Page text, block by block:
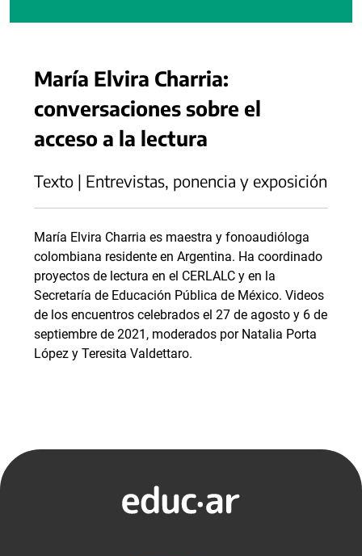
María Elvira Charria:
conversaciones sobre el
acceso a la lectura
Texto | Entrevistas, ponencia y exposición
María Elvira Charria es maestra y fonoaudióloga
colombiana residente en Argentina. Ha coordinado
proyectos de lectura en el CERLALC y en la
Secretaría de Educación Pública de México. Videos
de los encuentros celebrados el 27 de agosto y 6 de
septiembre de 2021, moderados por Natalia Porta
López y Teresita Valdettaro.